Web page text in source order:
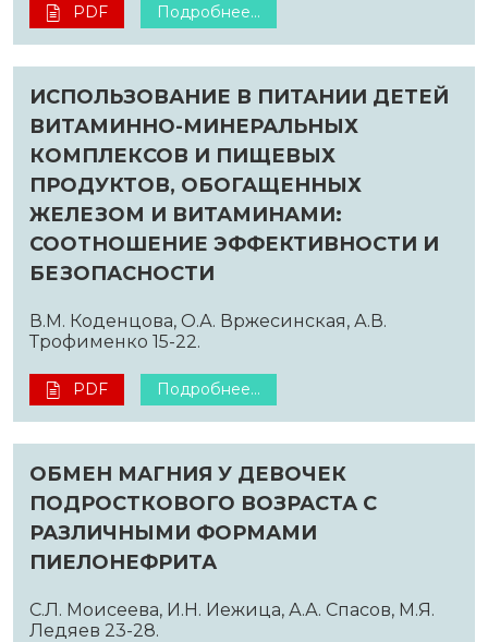
PDF Подробнее...
ИСПОЛЬЗОВАНИЕ В ПИТАНИИ ДЕТЕЙ
ВИТАМИННО-МИНЕРАЛЬНЫХ
КОМПЛЕКСОВ И ПИЩЕВЫХ
ПРОДУКТОВ, ОБОГАЩЕННЫХ
ЖЕЛЕЗОМ И ВИТАМИНАМИ:
СООТНОШЕНИЕ ЭФФЕКТИВНОСТИ И
БЕЗОПАСНОСТИ
В.М. Коденцова, О.А. Вржесинская, А.В.
Трофименко 15-22.
PDF Подробнее...
ОБМЕН МАГНИЯ У ДЕВОЧЕК
ПОДРОСТКОВОГО ВОЗРАСТА С
РАЗЛИЧНЫМИ ФОРМАМИ
ПИЕЛОНЕФРИТА
С.Л. Моисеева, И.Н. Иежица, А.А. Спасов, М.Я.
Ледяев 23-28.